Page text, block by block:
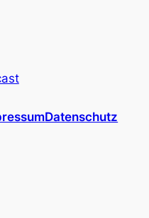
Datenschutz